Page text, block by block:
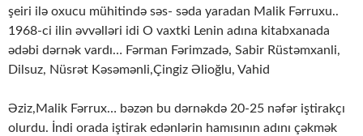
şeiri ilə oxucu mühitində səs- səda yaradan Malik Fərruxu..
1968-ci ilin əvvəlləri idi O vaxtki Lenin adına kitabxanada
ədəbi dərnək vardı… Fərman Fərimzadə, Sabir Rüstəmxanli,
Dilsuz, Nüsrət Kəsəmənli,Çingiz Əlioğlu, Vahid
Əziz,Malik Fərrux… bəzən bu dərnəkdə 20-25 nəfər iştirakçı
olurdu. İndi orada iştirak edənlərin hamısının adını çəkmək